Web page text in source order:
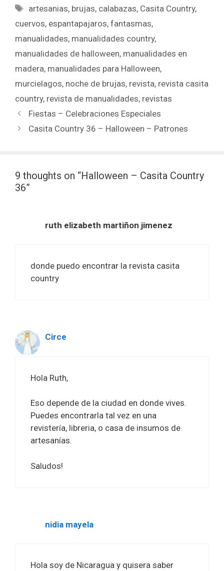
artesanias, brujas, calabazas, Casita Country,
cuervos, espantapajaros, fantasmas,
manualidades, manualidades country,
manualidades de halloween, manualidades en
madera, manualidades para Halloween,
murcielagos, noche de brujas, revista, revista casita
country, revista de manualidades, revistas
Fiestas – Celebraciones Especiales
Casita Country 36 – Halloween – Patrones
9 thoughts on “Halloween – Casita Country
36”
ruth elizabeth martiñon jimenez
donde puedo encontrar la revista casita
country
Circe
Hola Ruth,
Eso depende de la ciudad en donde vives.
Puedes encontrarla tal vez en una
revistería, libreria, o casa de insumos de
artesanías.
Saludos!
nidia mayela
Hola soy de Nicaragua y quisera saber